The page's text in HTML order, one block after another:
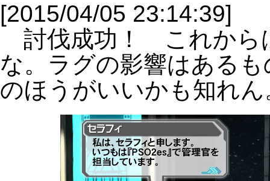
[2015/04/05 23:14:39]
討伐成功！ これから
な。ラグの影響はある
のほうがいいかも知れん